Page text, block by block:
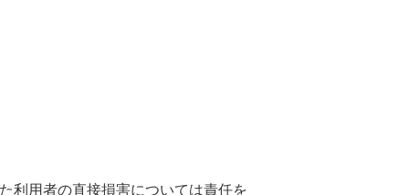
利用者の直接損害については責任を